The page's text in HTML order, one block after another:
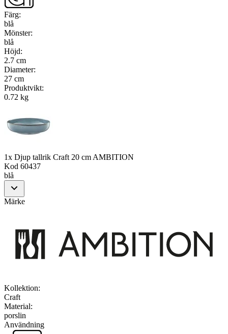
Färg:
blå
Mönster:
blå
Höjd:
2.7 cm
Diameter:
27 cm
Produktvikt:
0.72 kg
1x Djup tallrik Craft 20 cm AMBITION
Kod 60437
blå
Märke
Kollektion:
Craft
Material:
porslin
Användning